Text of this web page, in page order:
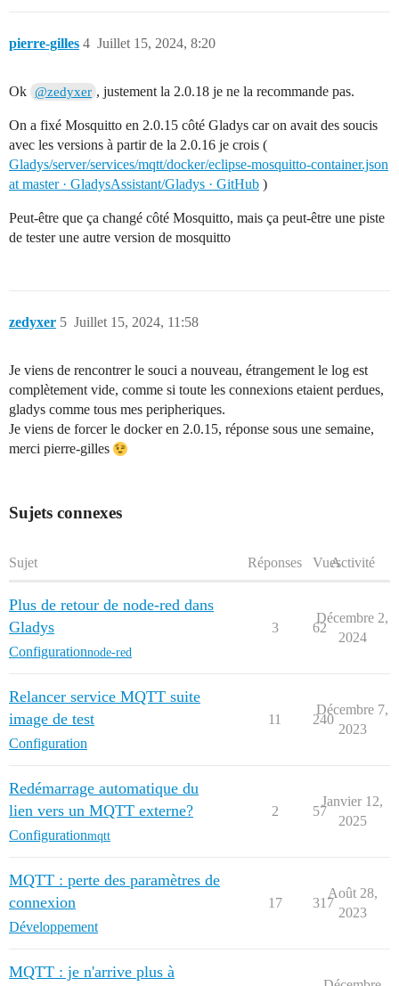
pierre-gilles Juillet 15, 2024, 8:20
4
Ok @zedyxer , justement la 2.0.18 je ne la recommande pas.
On a fixé Mosquitto en 2.0.15 côté Gladys car on avait des soucis
avec les versions à partir de la 2.0.16 je crois (
Gladys/server/services/mqtt/docker/eclipse-mosquitto-container.json
at master · GladysAssistant/Gladys · GitHub )
Peut-être que ça changé côté Mosquitto, mais ça peut-être une piste
de tester une autre version de mosquitto
zedyxer Juillet 15, 2024, 11:58
5
Je viens de rencontrer le souci a nouveau, étrangement le log est
complètement vide, comme si toute les connexions etaient perdues,
gladys comme tous mes peripheriques.
Je viens de forcer le docker en 2.0.15, réponse sous une semaine,
merci pierre-gilles
Sujets connexes
Sujet Réponses VuesActivité
Plus de retour de node-red dans
Gladys
Configurationnode-red
3 62
Décembre 2,
2024
Relancer service MQTT suite
image de test
Configuration
11 240
Décembre 7,
2023
Redémarrage automatique du
lien vers un MQTT externe?
Configurationmqtt
2 57
Janvier 12,
2025
MQTT : perte des paramètres de
connexion
Développement
17 317
Août 28,
2023
MQTT : je n'arrive plus à